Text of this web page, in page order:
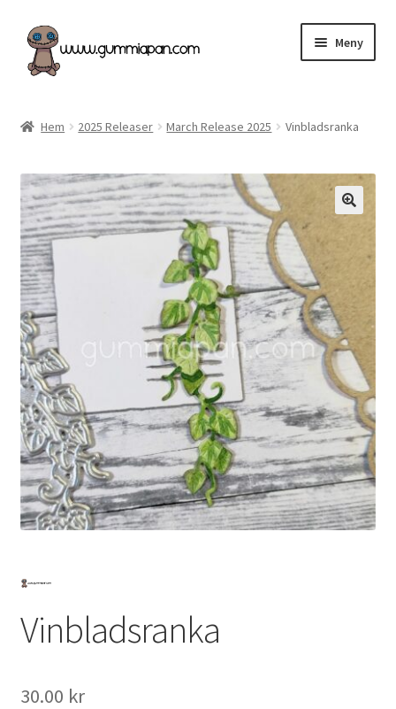
Hoppa
till
navigering
Hoppa
till
innehåll
Meny
Nyheter & Påfyllt!
Återförsäljare
Butiken
Köpvillkor
Angel Policy
Mitt konto
Hem 2025 Releaser March Release 2025 Vinbladsranka
Vinbladsranka
30.00 kr